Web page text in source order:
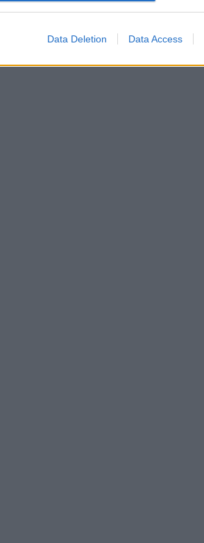
Data Deletion Data Access